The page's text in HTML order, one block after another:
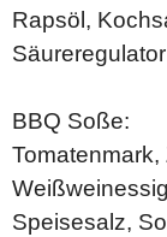
Rapsöl,
BBQ Soße:
Tomatenmark,
Speisesalz,